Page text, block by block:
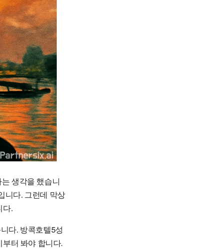
생각을 했습니
니다. 그런데 막상
다.
다. 방콕호텔5성
터 봐야 합니다.